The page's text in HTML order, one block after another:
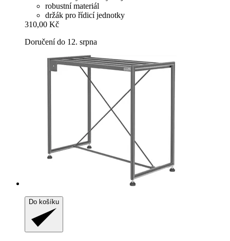
robustní materiál
držák pro řídicí jednotky
310,00 Kč
Doručení do 12. srpna
Do košíku